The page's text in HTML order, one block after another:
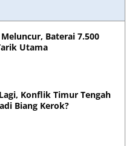
Baterai 7.500
Utama
Konflik Timur Tengah
Biang Kerok?